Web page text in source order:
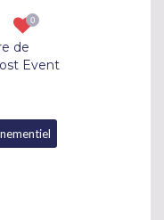
de
Event